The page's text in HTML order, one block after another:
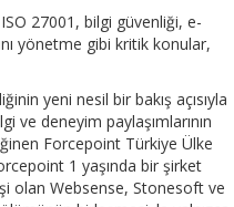
27001, bilgi güvenliği, e-
yönetme gibi kritik konular,
yeni nesil bir bakış açısıyla
ve deneyim paylaşımlarının
Forcepoint Türkiye Ülke
1 yaşında bir şirket
olan Websense, Stonesoft ve